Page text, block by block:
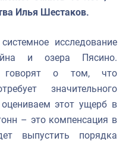
Илья Шестаков.
исследование
и озера Пясино.
говорят о том, что
значительного
этот ущерб в
– это компенсация в
выпустить порядка